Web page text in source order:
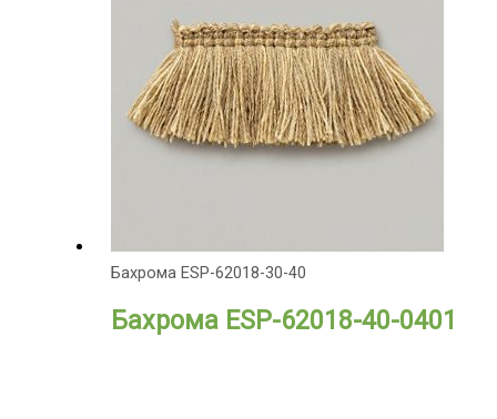
Бахрома ESP-62018-30-40
Бахрома ESP-62018-40-0401